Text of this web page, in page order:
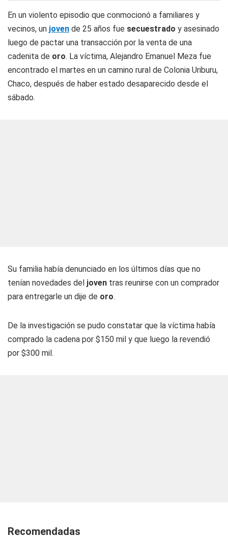
En un violento episodio que conmocionó a familiares y
vecinos, un joven de 25 años fue secuestrado y asesinado
luego de pactar una transacción por la venta de una
cadenita de oro. La víctima, Alejandro Emanuel Meza fue
encontrado el martes en un camino rural de Colonia Uriburu,
Chaco, después de haber estado desaparecido desde el
sábado.
Su familia había denunciado en los últimos días que no
tenían novedades del joven tras reunirse con un comprador
para entregarle un dije de oro.
De la investigación se pudo constatar que la víctima había
comprado la cadena por $150 mil y que luego la revendió
por $300 mil.
Recomendadas